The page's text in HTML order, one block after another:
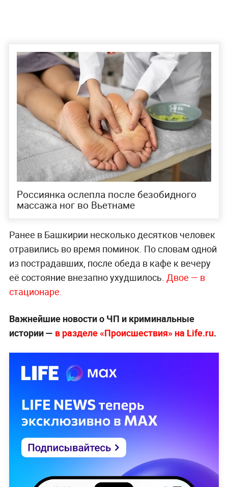
Россиянка ослепла после безобидного
массажа ног во Вьетнаме
Ранее в Башкирии несколько десятков человек
отравились во время поминок. По словам одной
из пострадавших, после обеда в кафе к вечеру
её состояние внезапно ухудшилось. Двое — в
стационаре.
Важнейшие новости о ЧП и криминальные
истории — в разделе «Происшествия» на Life.ru.